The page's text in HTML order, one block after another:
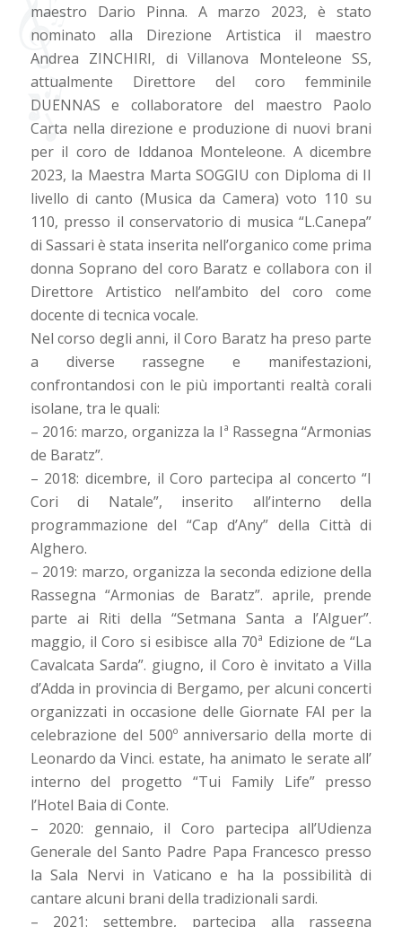
maestro Dario Pinna. A marzo 2023, è stato
nominato alla Direzione Artistica il maestro
Andrea ZINCHIRI, di Villanova Monteleone SS,
attualmente Direttore del coro femminile
DUENNAS e collaboratore del maestro Paolo
Carta nella direzione e produzione di nuovi brani
per il coro de Iddanoa Monteleone. A dicembre
2023, la Maestra Marta SOGGIU con Diploma di II
livello di canto (Musica da Camera) voto 110 su
110, presso il conservatorio di musica “L.Canepa”
di Sassari è stata inserita nell’organico come prima
donna Soprano del coro Baratz e collabora con il
Direttore Artistico nell’ambito del coro come
docente di tecnica vocale.
Nel corso degli anni, il Coro Baratz ha preso parte
a diverse rassegne e manifestazioni,
confrontandosi con le più importanti realtà corali
isolane, tra le quali:
– 2016: marzo, organizza la Iª Rassegna “Armonias
de Baratz”.
– 2018: dicembre, il Coro partecipa al concerto “I
Cori di Natale”, inserito all’interno della
programmazione del “Cap d’Any” della Città di
Alghero.
– 2019: marzo, organizza la seconda edizione della
Rassegna “Armonias de Baratz”. aprile, prende
parte ai Riti della “Setmana Santa a l’Alguer”.
maggio, il Coro si esibisce alla 70ª Edizione de “La
Cavalcata Sarda”. giugno, il Coro è invitato a Villa
d’Adda in provincia di Bergamo, per alcuni concerti
organizzati in occasione delle Giornate FAI per la
celebrazione del 500º anniversario della morte di
Leonardo da Vinci. estate, ha animato le serate all’
interno del progetto “Tui Family Life” presso
l’Hotel Baia di Conte.
– 2020: gennaio, il Coro partecipa all’Udienza
Generale del Santo Padre Papa Francesco presso
la Sala Nervi in Vaticano e ha la possibilità di
cantare alcuni brani della tradizionali sardi.
– 2021: settembre, partecipa alla rassegna